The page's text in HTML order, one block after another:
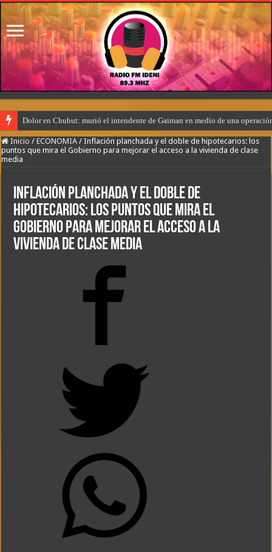
Dolor en Chubut: murió el intendente de Gaiman en medio de una
Inicio / ECONOMIA / Inflación planchada y el doble de hipotecarios: los
puntos que mira el Gobierno para mejorar el acceso a la vivienda de clase
media
Inflación planchada y el doble de
hipotecarios: los puntos que mira el
Gobierno para mejorar el acceso a la
vivienda de clase media